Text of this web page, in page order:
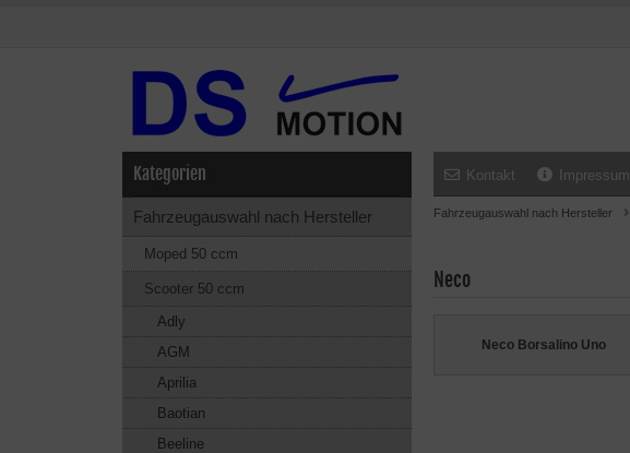
Kontakt Impressum
Fahrzeugauswahl nach Hersteller
Neco
Neco Borsalino Uno
Kategorien
Fahrzeugauswahl nach Hersteller
Moped 50 ccm
Scooter 50 ccm
Adly
AGM
Aprilia
Baotian
Beeline